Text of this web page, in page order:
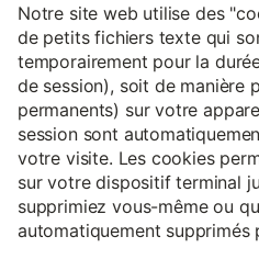
Notre site web utilise des
de petits fichiers texte qui
temporairement pour la
de session), soit de manière
permanents) sur votre
session sont
votre visite. Les cookies
sur votre dispositif terminal
supprimiez vous-même ou
automatiquement